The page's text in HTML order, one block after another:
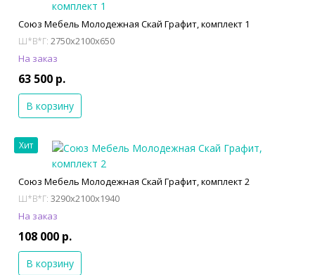
Союз Мебель Молодежная Скай Графит, комплект 1
Ш*В*Г: 2750x2100x650
На заказ
63 500 р.
В корзину
Хит
Союз Мебель Молодежная Скай Графит, комплект 2
Ш*В*Г: 3290x2100x1940
На заказ
108 000 р.
В корзину